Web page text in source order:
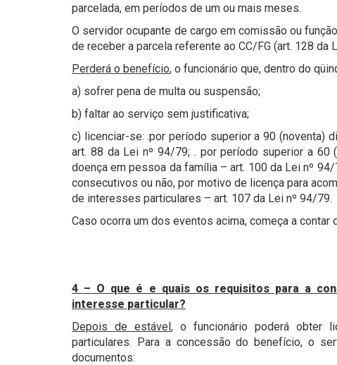
parcelada, em períodos de um ou mais meses.
O servidor ocupante de cargo em comissão ou
de receber a parcela referente ao CC/FG (art. 128 da
Perderá o benefício, o funcionário que, dentro do
a) sofrer pena de multa ou suspensão;
b) faltar ao serviço sem justificativa;
c) licenciar-se: .por período superior a 90 (noventa)
art. 88 da Lei nº 94/79; . por período superior a
doença em pessoa da família – art. 100 da Lei nº
consecutivos ou não, por motivo de licença para
de interesses particulares – art. 107 da Lei nº 94/79.
Caso ocorra um dos eventos acima, começa a
4 – O que é e quais os requisitos para a
interesse particular?
Depois de estável, o funcionário poderá obter
particulares. Para a concessão do benefício, o
documentos: